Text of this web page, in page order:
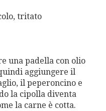
tritato
una padella con olio
aggiungere il
il peperoncino e
la cipolla diventa
la carne è cotta.